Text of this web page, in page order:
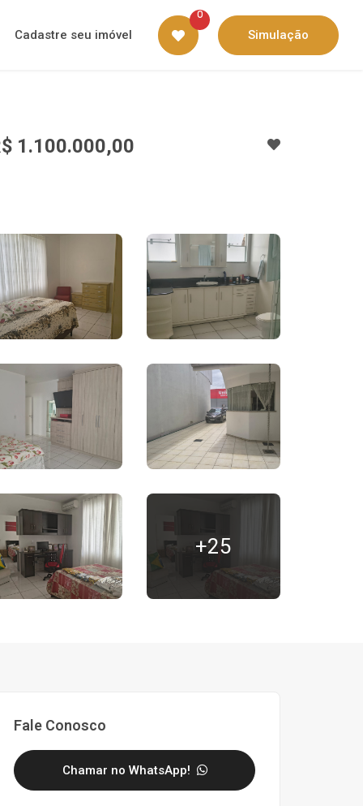
Cadastre seu imóvel
0
Simulação
1.100.000,00
+25
Fale Conosco
Chamar no WhatsApp!